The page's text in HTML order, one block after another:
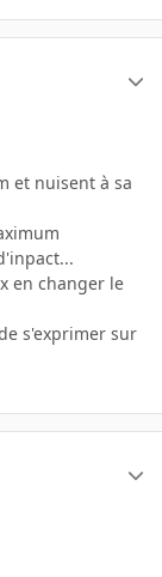
et nuisent à sa
en changer le
s'exprimer sur